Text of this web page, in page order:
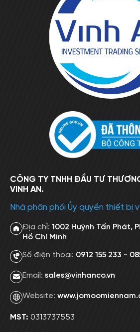
CÔNG TY TNHH ĐẦU TƯ
VINH AN.
Nhà phân phối Ủy quyền thiết bị
Địa chỉ: 1002 Huỳnh Tấn Phát,
Hồ Chí Minh
Số điện thoại: 0912 155 233 -
Email: sales@vinhanco.vn
Website:
MST: 0313737553